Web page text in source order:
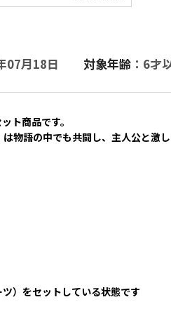
07月18日 対象年齢 ：6才
ト商品です。
物語の中でも共闘し、主人公と激
）をセットしている状態です